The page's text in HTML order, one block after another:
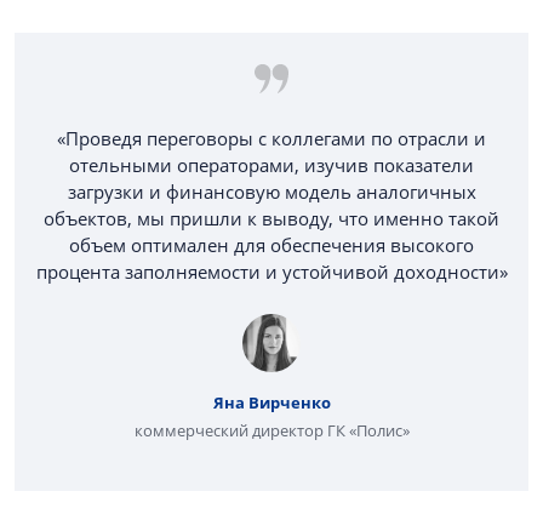
«Проведя переговоры с коллегами по отрасли и
отельными операторами, изучив показатели
загрузки и финансовую модель аналогичных
объектов, мы пришли к выводу, что именно такой
объем оптимален для обеспечения высокого
процента заполняемости и устойчивой доходности»
Яна Вирченко
коммерческий директор ГК «Полис»